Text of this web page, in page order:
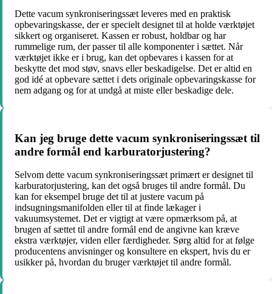
Dette vacum synkroniseringssæt leveres med en praktisk
opbevaringskasse, der er specielt designet til at holde værktøjet
sikkert og organiseret. Kassen er robust, holdbar og har
rummelige rum, der passer til alle komponenter i sættet. Når
værktøjet ikke er i brug, kan det opbevares i kassen for at
beskytte det mod støv, snavs eller beskadigelse. Det er altid en
god idé at opbevare sættet i dets originale opbevaringskasse for
nem adgang og for at undgå at miste eller beskadige dele.
Kan jeg bruge dette vacum synkroniseringssæt til
andre formål end karburatorjustering?
Selvom dette vacum synkroniseringssæt primært er designet til
karburatorjustering, kan det også bruges til andre formål. Du
kan for eksempel bruge det til at justere vacum på
indsugningsmanifolden eller til at finde lækager i
vakuumsystemet. Det er vigtigt at være opmærksom på, at
brugen af ​​sættet til andre formål end de angivne kan kræve
ekstra værktøjer, viden eller færdigheder. Sørg altid for at følge
producentens anvisninger og konsultere en ekspert, hvis du er
usikker på, hvordan du bruger værktøjet til andre formål.